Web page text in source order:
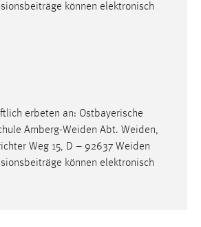
können elektronisch
erbeten an: Ostbayerische
Amberg-Weiden Abt. Weiden,
Weg 15, D – 92637 Weiden
können elektronisch